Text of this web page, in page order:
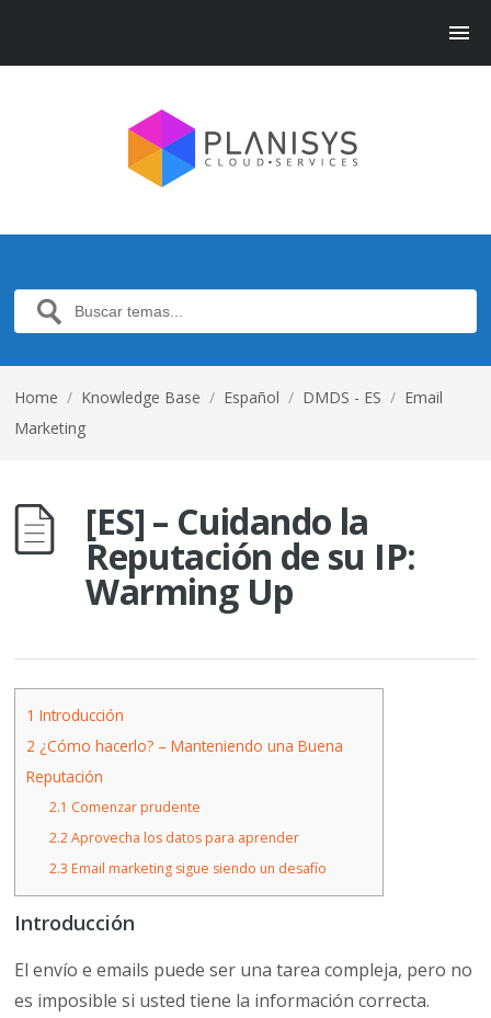
Home / Knowledge Base / Español / DMDS - ES / Email
Marketing
[ES] – Cuidando la
Reputación de su IP:
Warming Up
1 Introducción
2 ¿Cómo hacerlo? – Manteniendo una Buena
Reputación
2.1 Comenzar prudente
2.2Aprovecha los datos para aprender
2.3 Email marketing sigue siendo un desafío
Introducción
El envío e emails puede ser una tarea compleja, pero no
es imposible si usted tiene la información correcta.